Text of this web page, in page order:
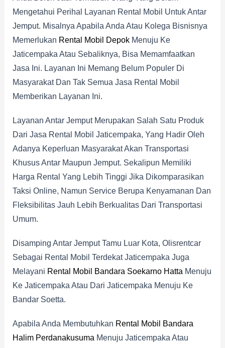
Mengetahui Perihal Layanan Rental Mobil Untuk Antar
Jemput. Misalnya Apabila Anda Atau Kolega Bisnisnya
Memerlukan Rental Mobil DepokMenuju Ke
Jaticempaka Atau Sebaliknya, Bisa Memamfaatkan
Jasa Ini. Layanan Ini Memang Belum Populer Di
Masyarakat Dan Tak Semua Jasa Rental Mobil
Memberikan Layanan Ini.
Layanan Antar Jemput Merupakan Salah Satu Produk
Dari Jasa Rental Mobil Jaticempaka, Yang Hadir Oleh
Adanya Keperluan Masyarakat Akan Transportasi
Khusus Antar Maupun Jemput. Sekalipun Memiliki
Harga Rental Yang Lebih Tinggi Jika Dikomparasikan
Taksi Online, Namun Service Berupa Kenyamanan Dan
Fleksibilitas Jauh Lebih Berkualitas Dari Transportasi
Umum.
Disamping Antar Jemput Tamu Luar Kota, Olisrentcar
Sebagai Rental Mobil Terdekat Jaticempaka Juga
Melayani Rental Mobil Bandara Soekarno Hatta Menuju
Ke Jaticempaka Atau Dari Jaticempaka Menuju Ke
Bandar Soetta.
Apabila Anda Membutuhkan Rental Mobil Bandara
Halim Perdanakusuma Menuju Jaticempaka Atau